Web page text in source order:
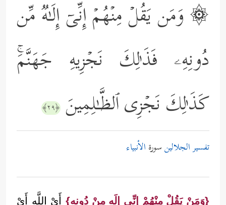
۞ وَمَن یَقُلۡ مِنۡهُمۡ إِنِّیۤ إِلَـٰهࣱ مِّن
دُونِهِۦ فَذَ ٰ⁠لِكَ نَجۡزِیهِ جَهَنَّمَۚ
كَذَ ٰ⁠لِكَ نَجۡزِی ٱلظَّـٰلِمِینَ ﴿٢٩﴾
تفسير الجلالينسورة الأنبياء
{وَمَنْ يَقُلْ مِنْهُمْ إنِّي إلَه مِنْ دُونه} أَيْ اللَّه أَيْ